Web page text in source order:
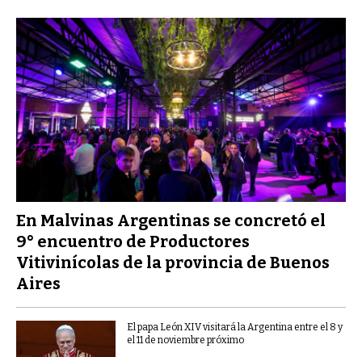
En Malvinas Argentinas se concretó el
9° encuentro de Productores
Vitivinícolas de la provincia de Buenos
Aires
El papa León XIV visitará la Argentina entre el 8 y
el 11 de noviembre próximo